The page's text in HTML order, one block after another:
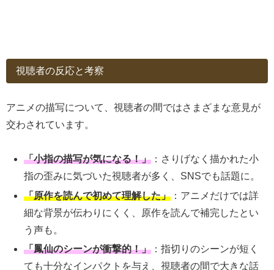
視聴者の反応と考察
アニメの描写について、視聴者の間ではさまざまな意見が
交わされています。
「小指の描写が気になる！」 ：さりげなく描かれた小
指の歪みに気づいた視聴者が多く、SNSでも話題に。
「原作を読んで初めて理解した」 ：アニメだけでは詳
細な背景が伝わりにくく、原作を読んで補完したとい
う声も。
「鳳仙のシーンが衝撃的！」 ：指切りのシーンが短く
ても十分なインパクトを与え、視聴者の間で大きな話